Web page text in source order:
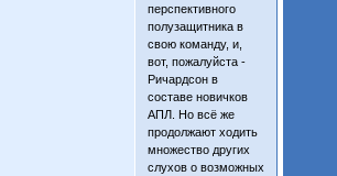
перспективного
полузащитника в
свою команду, и,
вот, пожалуйста -
Ричардсон в
составе новичков
АПЛ. Но всё же
продолжают ходить
множество других
слухов о возможных